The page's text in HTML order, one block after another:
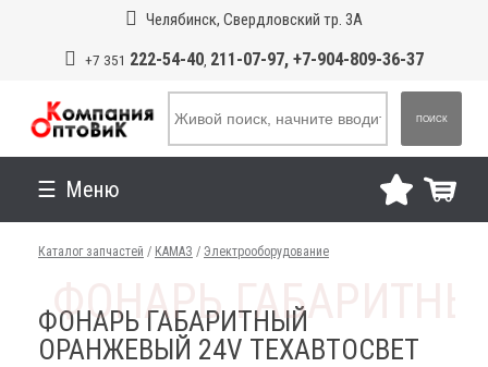
Челябинск, Свердловский тр. 3А
+7 351 222-54-40, 211-07-97, +7-904-809-36-37
ПОИСК
Меню
Каталог запчастей / КАМАЗ / Электрооборудование
ФОНАРЬ ГАБАРИТНЫЙ
ОРАНЖЕВЫЙ 24V ТЕХАВТОСВЕТ